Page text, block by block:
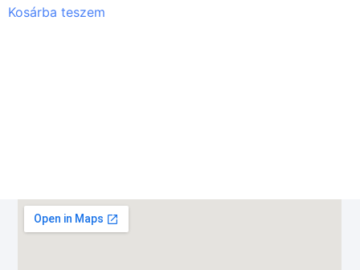
Kosárba teszem